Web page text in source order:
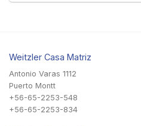
Weitzler Casa Matriz
Antonio Varas 1112
Puerto Montt
+56-65-2253-548
+56-65-2253-834